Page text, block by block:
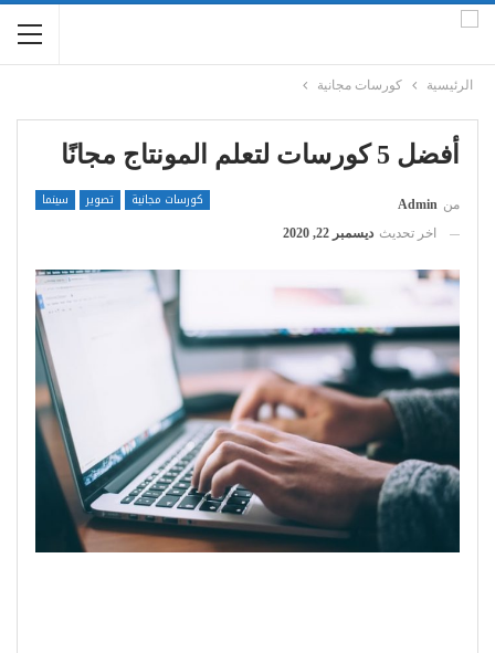
الرئيسية كورسات مجانية
أفضل 5 كورسات لتعلم المونتاج مجانًا
كورسات مجانية تصوير سينما من Admin
اخر تحديث ديسمبر 22, 2020